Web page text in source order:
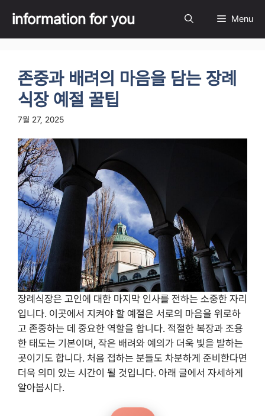
content
information for you Menu
존중과 배려의 마음을 담는 장례
식장 예절 꿀팁
7월 27, 2025
장례식장은 고인에 대한 마지막 인사를 전하는 소중한 자리
입니다. 이곳에서 지켜야 할 예절은 서로의 마음을 위로하
고 존중하는 데 중요한 역할을 합니다. 적절한 복장과 조용
한 태도는 기본이며, 작은 배려와 예의가 더욱 빛을 발하는
곳이기도 합니다. 처음 접하는 분들도 차분하게 준비한다면
더욱 의미 있는 시간이 될 것입니다. 아래 글에서 자세하게
알아봅시다.